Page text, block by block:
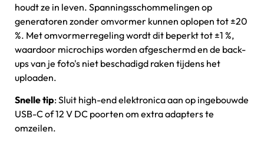
houdt ze in leven. Spanningsschommelingen op
generatoren zonder omvormer kunnen oplopen tot ±20
%. Met omvormerregeling wordt dit beperkt tot ±1 %,
waardoor microchips worden afgeschermd en de back-
ups van je foto's niet beschadigd raken tijdens het
uploaden.
Snelle tip: Sluit high-end elektronica aan op ingebouwde
USB-C of 12 V DC poorten om extra adapters te
omzeilen.